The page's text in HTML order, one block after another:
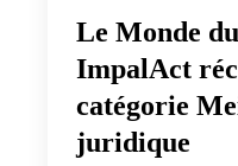
Le Monde
ImpalAct
catégorie
juridique